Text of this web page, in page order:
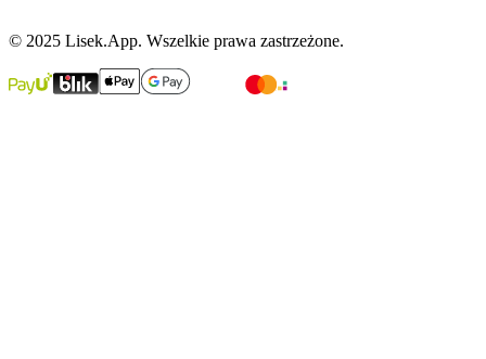
© 2025 Lisek.App. Wszelkie prawa zastrzeżone.